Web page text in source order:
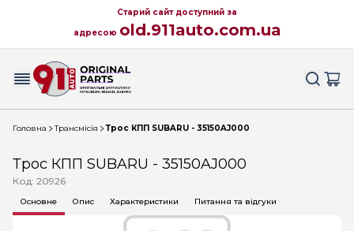
Старий сайт доступний за
адресою old.911auto.com.ua
Головна Трансмісія Трос КПП SUBARU - 35150AJ000
Трос КПП SUBARU - 35150AJ000
Код: 20926
Основне Опис Характеристики Питання та відгуки